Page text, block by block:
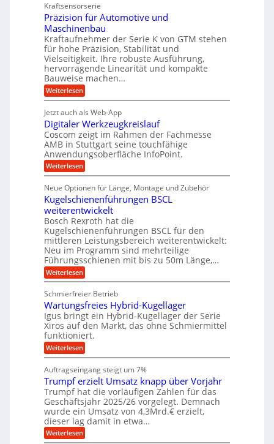
i
n
d
e
t
r
i
e
b
e
f
ü
r
r
a
e
U
m
g
e
b
u
n
g
e
n
n
d
A
u
f
t
r
a
s
e
i
n
g
a
n
g
l
o
s
e
,
w
e
n
i
g
e
r
S
t
e
l
e
n
h
n
s
t
a
n
g
e
n
g
e
t
r
i
e
b
e
f
ü
r
r
ä
z
i
s
e
H
u
b
b
e
w
e
g
u
n
g
e
n
Kraftsensorserie
Präzision für Automotive und
Maschinenbau
Kraftaufnehmer der Serie K von GTM stehen
für hohe Präzision, Stabilität und
Vielseitigkeit. Ihre robuste Ausführung,
hervorragende Linearität und kompakte
Bauweise machen…
Weiterlesen:
P
ä
z
i
s
i
o
n
f
r
A
u
t
o
m
o
t
i
v
e
n
d
M
a
s
c
h
i
e
n
b
a
u
Jetzt auch als Web-App
Digitaler Werkzeugkreislauf
Coscom zeigt im Rahmen der Fachmesse
AMB in Stuttgart seine touchfähige
Anwendungsoberfläche InfoPoint.
Weiterlesen:
D
g
i
t
a
l
e
r
W
e
r
k
z
e
u
g
k
r
e
i
s
a
u
f
Neue Optionen für Länge, Montage und Zubehör
Kugelschienenführungen BSCL
weiterentwickelt
Bosch Rexroth hat die
Kugelschienenführungen BSCL für den
mittleren Leistungsbereich weiterentwickelt:
Neu im Programm sind mehrteilige
Führungsschienen mit bis zu 50m Länge,…
Weiterlesen:
K
g
e
l
s
c
h
i
e
e
n
f
ü
h
r
u
n
Schmierfreier Betrieb
Wartungsfreies Hybrid-Kugellager
Igus bringt ein Hybrid-Kugellager der Serie
Xiros auf den Markt, das ohne Schmiermittel
funktioniert.
Weiterlesen:
W
r
t
u
n
g
s
f
r
e
Auftragseingang steigt um 7%
Trumpf erzielt Umsatz knapp über Vorjahr
Trumpf hat die vorläufigen Zahlen für das
Geschäftsjahr 2025/26 vorgelegt. Demnach
wurde ein Umsatz von 4,3Mrd.€ erzielt,
dieser lag damit in etwa…
Weiterlesen:
T